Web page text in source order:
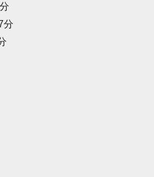
分